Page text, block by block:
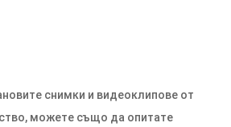
снимки и видеоклипове от
можете също да опитате